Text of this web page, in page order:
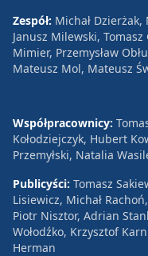
Zespół: Michał Dzierżak,
Janusz Milewski,
Mimier, Przemysław
Mateusz Mol, Mateusz
Współpracownicy:
Kołodziejczyk, Hubert
Przemyłski, Natalia
Publicyści: Tomasz
Lisiewicz, Michał
Piotr Nisztor, Adrian
Wołodźko, Krzysztof
Herman